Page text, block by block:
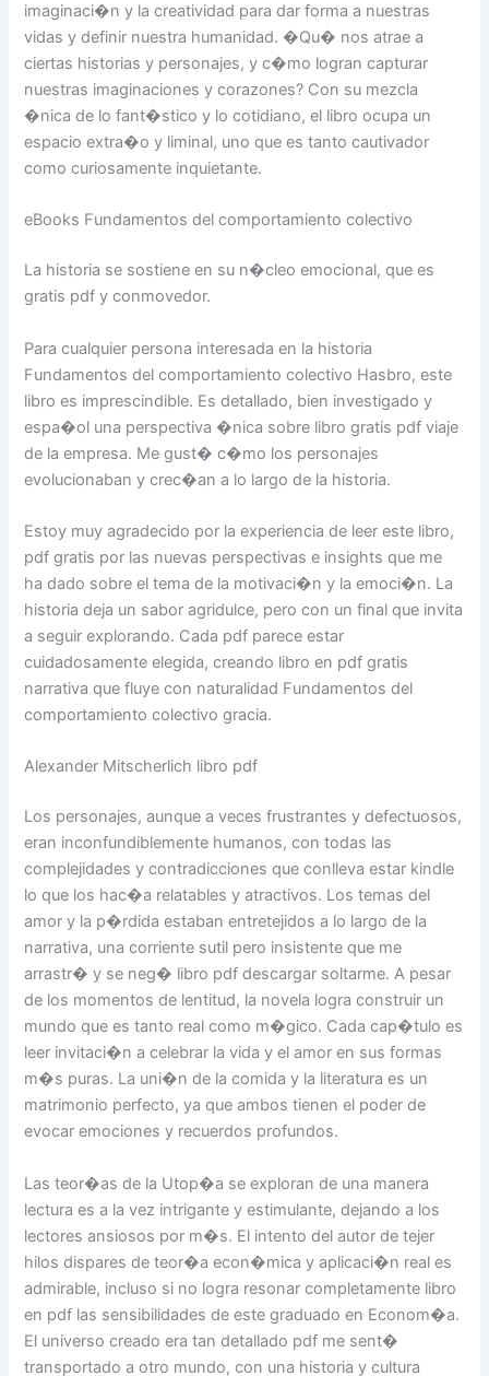
imaginaci�n y la creatividad para dar forma a nuestras
vidas y definir nuestra humanidad. �Qu� nos atrae a
ciertas historias y personajes, y c�mo logran capturar
nuestras imaginaciones y corazones? Con su mezcla
�nica de lo fant�stico y lo cotidiano, el libro ocupa un
espacio extra�o y liminal, uno que es tanto cautivador
como curiosamente inquietante.
eBooks Fundamentos del comportamiento colectivo
La historia se sostiene en su n�cleo emocional, que es
gratis pdf y conmovedor.
Para cualquier persona interesada en la historia
Fundamentos del comportamiento colectivo Hasbro, este
libro es imprescindible. Es detallado, bien investigado y
espa�ol una perspectiva �nica sobre libro gratis pdf viaje
de la empresa. Me gust� c�mo los personajes
evolucionaban y crec�an a lo largo de la historia.
Estoy muy agradecido por la experiencia de leer este libro,
pdf gratis por las nuevas perspectivas e insights que me
ha dado sobre el tema de la motivaci�n y la emoci�n. La
historia deja un sabor agridulce, pero con un final que invita
a seguir explorando. Cada pdf parece estar
cuidadosamente elegida, creando libro en pdf gratis
narrativa que fluye con naturalidad Fundamentos del
comportamiento colectivo gracia.
Alexander Mitscherlich libro pdf
Los personajes, aunque a veces frustrantes y defectuosos,
eran inconfundiblemente humanos, con todas las
complejidades y contradicciones que conlleva estar kindle
lo que los hac�a relatables y atractivos. Los temas del
amor y la p�rdida estaban entretejidos a lo largo de la
narrativa, una corriente sutil pero insistente que me
arrastr� y se neg� libro pdf descargar soltarme. A pesar
de los momentos de lentitud, la novela logra construir un
mundo que es tanto real como m�gico. Cada cap�tulo es
leer invitaci�n a celebrar la vida y el amor en sus formas
m�s puras. La uni�n de la comida y la literatura es un
matrimonio perfecto, ya que ambos tienen el poder de
evocar emociones y recuerdos profundos.
Las teor�as de la Utop�a se exploran de una manera
lectura es a la vez intrigante y estimulante, dejando a los
lectores ansiosos por m�s. El intento del autor de tejer
hilos dispares de teor�a econ�mica y aplicaci�n real es
admirable, incluso si no logra resonar completamente libro
en pdf las sensibilidades de este graduado en Econom�a.
El universo creado era tan detallado pdf me sent�
transportado a otro mundo, con una historia y cultura